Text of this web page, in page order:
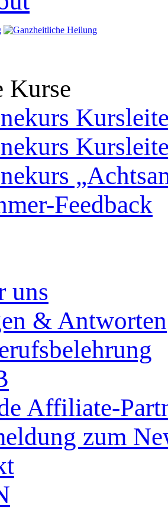
Kurse
Feedback
uns
& Antworten
Affiliate-
zum